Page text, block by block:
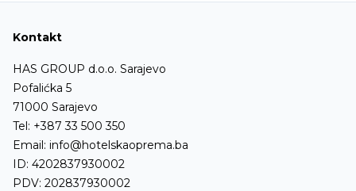
Kontakt
HAS GROUP d.o.o. Sarajevo
Pofalićka 5
71000 Sarajevo
Tel: +387 33 500 350
Email: info@hotelskaoprema.ba
ID: 4202837930002
PDV: 202837930002